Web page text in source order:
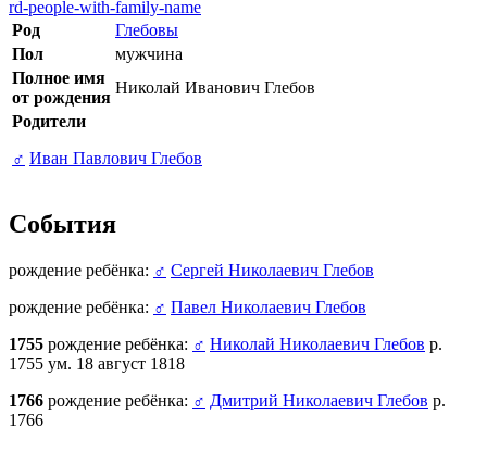
rd-people-with-family-name
Род
Глебовы
Пол
мужчина
Полное имя
от рождения
Николай Иванович Глебов
Родители
♂ Иван Павлович Глебов
События
рождение ребёнка: ♂ Сергей Николаевич Глебов
рождение ребёнка: ♂ Павел Николаевич Глебов
1755 рождение ребёнка: ♂ Николай Николаевич Глебов р.
1755 ум. 18 август 1818
1766 рождение ребёнка: ♂ Дмитрий Николаевич Глебов р.
1766